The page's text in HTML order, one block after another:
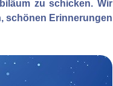
zu schicken. Wir
schönen Erinnerungen